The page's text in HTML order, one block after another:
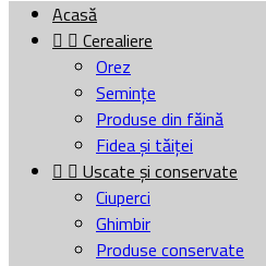
Acasă
  Cerealiere
Orez
Semințe
Produse din făină
Fidea și tăiței
  Uscate și conservate
Ciuperci
Ghimbir
Produse conservate